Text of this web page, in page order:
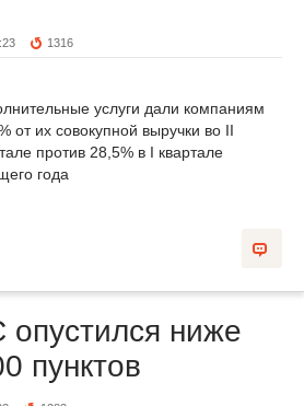
1316
услуги дали компаниям
от их совокупной выручки во II
против 28,5% в I квартале
года
ниже
пунктов